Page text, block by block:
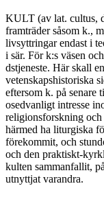
KULT (av lat. cultus,
framträder såsom k.,
livsyttringar endast i
i sär. För k:s väsen
dstjeneste. Här skall
vetenskapshistoriska
eftersom k. på senare
osedvanligt intresse
religionsforskning
härmed ha liturgiska
förekommit, och
och den praktiskt-
kulten sammanfallit,
utnyttjat varandra.